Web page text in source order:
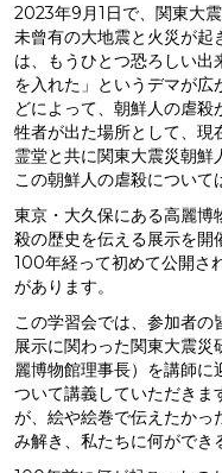
2023年9月1日で、関東大
未曾有の大地震と火災が起
は、もうひとつ恐ろしい
を入れた」というデマが広
どによって、朝鮮人の虐
牲者が出た場所として、現
霊堂と共に関東大震災朝鮮
この朝鮮人の虐殺について
東京・大久保にある高麗博
殺の歴史を伝える展示を開
100年経って初めて公開さ
があります。
この学習会では、参加者
展示に関わった関東大震災
麗博物館理事長）を講師に
ついて講義していただきま
が、絵や絵巻で伝えたかっ
み解き、私たちに何ができ